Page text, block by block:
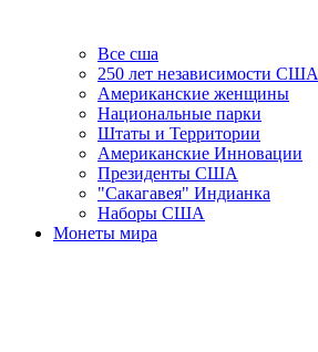
Все сша
250 лет независимости США
Американские женщины
Национальные парки
Штаты и Территории
Американские Инновации
Президенты США
"Сакагавея" Индианка
Наборы США
Монеты мира